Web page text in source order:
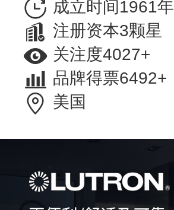
成立时间1961年
注册资本3颗星
关注度4027+
品牌得票6492+
美国